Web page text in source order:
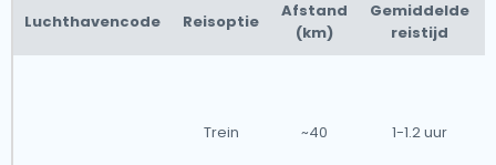
Luchthavencode Reisoptie
Afstand
(km)
Gemiddelde
reistijd
Trein ~40 1-1.2 uur